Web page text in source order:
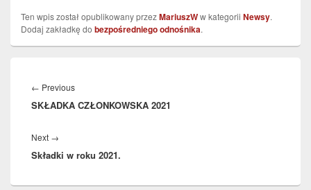
Ten wpis został opublikowany przezMariuszWw kategorii Newsy.
Dodaj zakładkę do bezpośredniego odnośnika.
wpisu
← PreviousPrevious
post:
SKŁADKA CZŁONKOWSKA 2021
Next →
post:
Składki w roku 2021.